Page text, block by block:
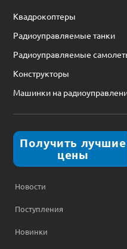
Квадрокоптеры
Радиоуправляемые танки
Радиоуправляемые
Конструкторы
Машинки на
Получить лучшие
цены
Новости
Поступления
Новинки